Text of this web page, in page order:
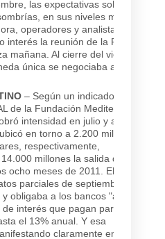
las expectativas sobre el
en sus niveles más
operadores y analistas
interés la reunión de la Fed de
mañana. Al cierre del viernes
única se negociaba a 1,3795
– Según un indicador
de la Fundación Mediterránea,
intensidad en julio y agosto,
en torno a 2.200 millones y
respectivamente,
millones la salida de
ocho meses de 2011. El IERAL
parciales de septiembre la
obligaba a los bancos "a
interés que pagan para
el 13% anual. Y esa
claramente en el